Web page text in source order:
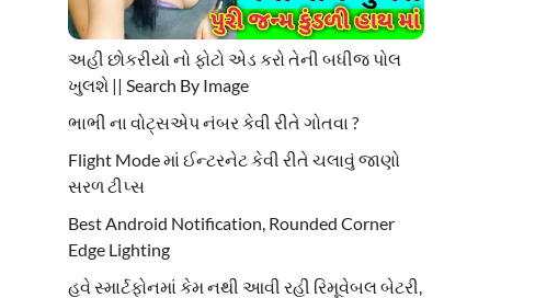
અહી છોકરીયો નો ફોટો એડ કરો તેની બધીજ પોલ
ખુલશે || Search By Image
ભાભી ના વોટ્સએપ નંબર કેવી રીતે ગોતવા ?
Flight Mode માં ઈન્ટરનેટ કેવી રીતે ચલાવું જાણો
સરળ ટીપ્સ
Best Android Notification, Rounded Corner
Edge Lighting
હવે સ્માર્ટફોનમાં કેમ નથી આવી રહી રિમૂવેબલ બેટરી,